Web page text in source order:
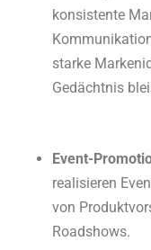
konsistente
starke
Gedächtnis
Event-
realisieren
von
Roadshows.